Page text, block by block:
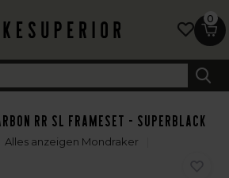
0
RR SL Frameset - Superblack
Alles anzeigen Mondraker